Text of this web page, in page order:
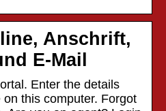
Anschrift,
E-Mail
Enter the details
this computer. Forgot